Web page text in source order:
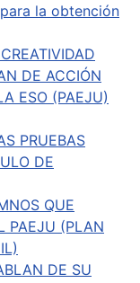
la obtención
DE ACCIÓN
ESO (PAEJU)
PRUEBAS
DE
QUE
PAEJU (PLAN
DE SU